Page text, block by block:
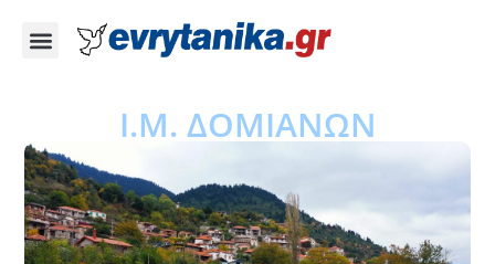
Ι.Μ. ΔΟΜΙΑΝΩΝ